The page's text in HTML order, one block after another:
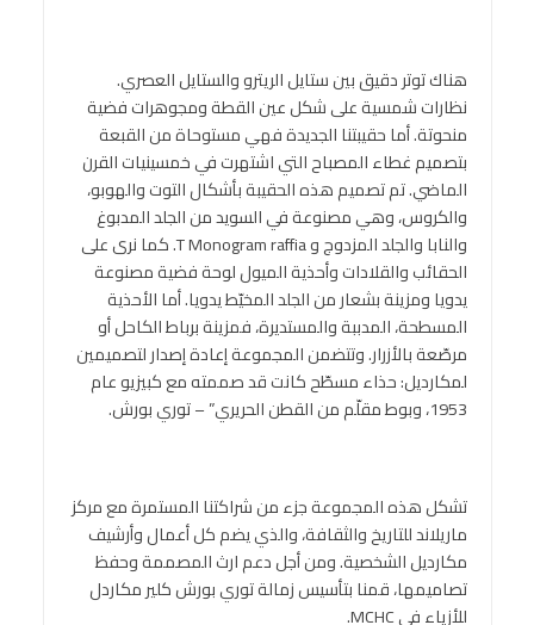
هناك توتر دقيق بين ستايل الريترو والستايل العصري.
نظارات شمسية على شكل عين القطة ومجوهرات فضية
منحوتة. أما حقيبتنا الجديدة فهي مستوحاة من القبعة
بتصميم غطاء المصباح التي اشتهرت في خمسينيات القرن
الماضي. تم تصميم هذه الحقيبة بأشكال التوت والهوبو،
والكروس، وهي مصنوعة في السويد من الجلد المدبوغ
والنابا والجلد المزدوج و T Monogram raffia. كما نرى على
الحقائب والقلادات وأحذية الميول لوحة فضية مصنوعة
يدويا ومزينة بشعار من الجلد المخيّط يدويا. أما الأحذية
المسطحة، المدببة والمستديرة، فمزينة برباط الكاحل أو
مرصّعة بالأزرار. وتتضمن المجموعة إعادة إصدار لتصميمين
لمكارديل: حذاء مسطّح كانت قد صممته مع كبيزيو عام
1953، وبوط مقلّم من القطن الحريري” – توري بورش.
تشكل هذه المجموعة جزء من شراكتنا المستمرة مع مركز
ماريلاند للتاريخ والثقافة، والذي يضم كل أعمال وأرشيف
مكارديل الشخصية. ومن أجل دعم ارث المصممة وحفظ
تصاميمها، قمنا بتأسيس زمالة توري بورش كلير مكاردل
للأزياء في MCHC.